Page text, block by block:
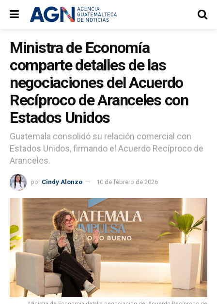
Ministra de Economía
comparte detalles de las
negociaciones del Acuerdo
Recíproco de Aranceles con
Estados Unidos
Guatemala consolidó su relación comercial con
Estados Unidos, firmando el Acuerdo Recíproco de
Aranceles.
por Cindy Alonzo 10 de febrero de 2026